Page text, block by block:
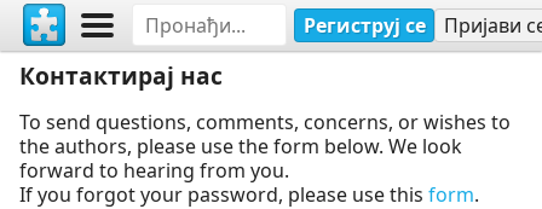
Региструј се Пријави
Контактирај нас
To send questions, comments, concerns, or wishes to
the authors, please use the form below. We look
forward to hearing from you.
If you forgot your password, please use this form.